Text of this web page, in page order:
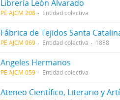
Librería León Alvarado
PE AJCM 208 Entidad colectiva
Fábrica de Tejidos Santa
PE AJCM 069 Entidad colectiva 1888
Angeles Hermanos
PE AJCM 059 Entidad colectiva
Ateneo Científico, Literario y